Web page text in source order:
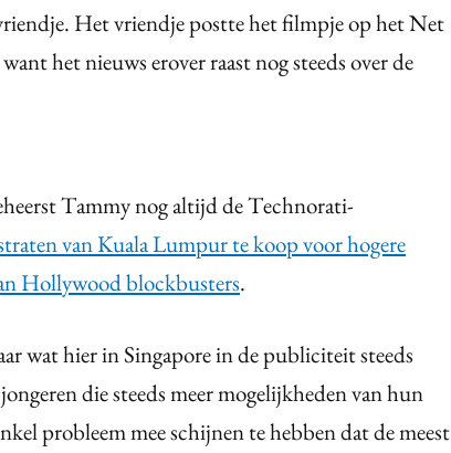
Het vriendje postte het filmpje op het Net
het nieuws erover raast nog steeds over de
Tammy nog altijd de Technorati-
van Kuala Lumpur te koop voor hogere
Hollywood blockbusters.
wat hier in Singapore in de publiciteit steeds
die steeds meer mogelijkheden van hun
probleem mee schijnen te hebben dat de meest